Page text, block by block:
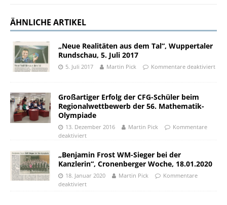
ÄHNLICHE ARTIKEL
„Neue Realitäten aus dem Tal“, Wuppertaler
Rundschau, 5. Juli 2017
5. Juli 2017 Martin Pick Kommentare deaktiviert
Großartiger Erfolg der CFG-Schüler beim
Regionalwettbewerb der 56. Mathematik-
Olympiade
13. Dezember 2016 Martin Pick
Kommentare
deaktiviert
„Benjamin Frost WM-Sieger bei der
Kanzlerin“, Cronenberger Woche, 18.01.2020
18. Januar 2020 Martin Pick
Kommentare
deaktiviert